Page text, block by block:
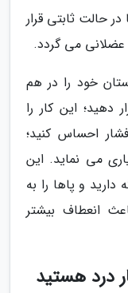
حالت ثابتی قرار
می گردد.
خود را در هم
دهید؛ این کار را
احساس کنید؛
می نماید. این
بیشتر نگه دارید و پاها را به
انعطاف بیشتر
درد هستید